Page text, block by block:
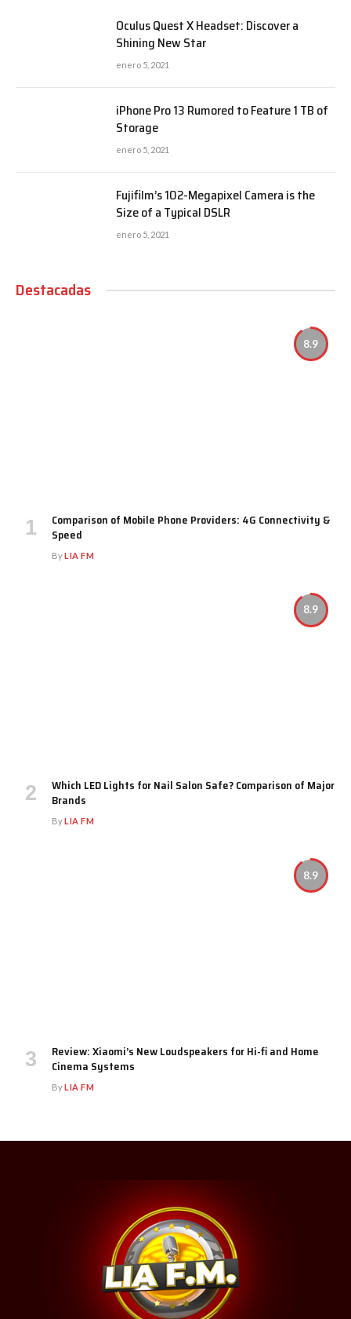
Oculus Quest X Headset: Discover a
Shining New Star
enero 5, 2021
iPhone Pro 13 Rumored to Feature 1 TB of
Storage
enero 5, 2021
Fujifilm’s 102-Megapixel Camera is the
Size of a Typical DSLR
enero 5, 2021
Destacadas
8.9
Comparison of Mobile Phone Providers: 4G Connectivity &
Speed
ByLIA FM
8.9
Which LED Lights for Nail Salon Safe? Comparison of Major
Brands
ByLIA FM
8.9
Review: Xiaomi’s New Loudspeakers for Hi-fi and Home
Cinema Systems
ByLIA FM